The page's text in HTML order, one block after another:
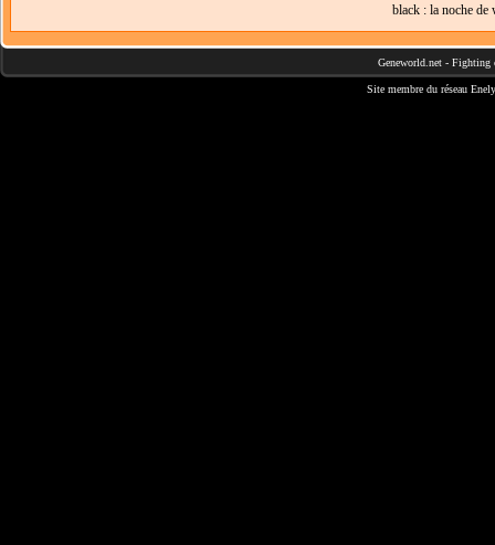
black : la noche de
Geneworld.net - Fighting
Site membre du réseau